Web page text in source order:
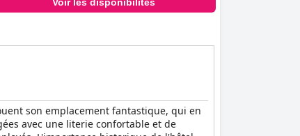
son emplacement fantastique, qui en
avec une literie confortable et de